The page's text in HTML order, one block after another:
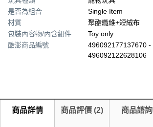
是否為組合
Single Item
材質
聚酯纖維+短絨布
包裝內容物/內含組件
Toy only
酷澎商品編號
496092177137670 -
496092122628106
商品詳情 商品評價 (2) 商品諮詢